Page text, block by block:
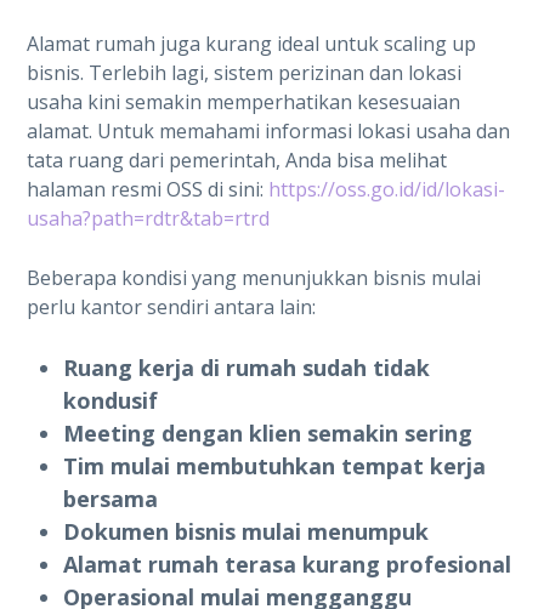
Alamat rumah juga kurang ideal untuk scaling up
bisnis. Terlebih lagi, sistem perizinan dan lokasi
usaha kini semakin memperhatikan kesesuaian
alamat. Untuk memahami informasi lokasi usaha dan
tata ruang dari pemerintah, Anda bisa melihat
halaman resmi OSS di sini: https://oss.go.id/id/lokasi-
usaha?path=rdtr&tab=rtrd
Beberapa kondisi yang menunjukkan bisnis mulai
perlu kantor sendiri antara lain:
Ruang kerja di rumah sudah tidak
kondusif
Meeting dengan klien semakin sering
Tim mulai membutuhkan tempat kerja
bersama
Dokumen bisnis mulai menumpuk
Alamat rumah terasa kurang profesional
Operasional mulai mengganggu